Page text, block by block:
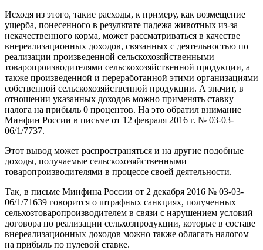
Исходя из этого, такие расходы, к примеру, как возмещение
ущерба, понесенного в результате падежа животных из-за
некачественного корма, может рассматриваться в качестве
внереализационных доходов, связанных с деятельностью по
реализации произведенной сельскохозяйственными
товаропроизводителями сельскохозяйственной продукции, а
также произведенной и переработанной этими организациями
собственной сельскохозяйственной продукции. А значит, в
отношении указанных доходов можно применять ставку
налога на прибыль 0 процентов. На это обратил внимание
Минфин России в письме от 12 февраля 2016 г. № 03-03-
06/1/7737.
Этот вывод может распространяться и на другие подобные
доходы, получаемые сельскохозяйственными
товаропроизводителями в процессе своей деятельности.
Так, в письме Минфина России от 2 декабря 2016 № 03-03-
06/1/71639 говорится о штрафных санкциях, полученных
сельхозтоваропроизводителем в связи с нарушением условий
договора по реализации сельхозпродукции, которые в составе
внереализационных доходов можно также облагать налогом
на прибыль по нулевой ставке.